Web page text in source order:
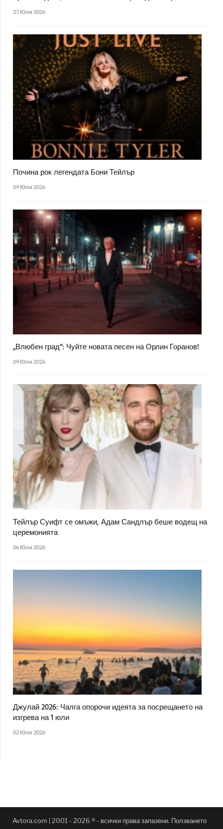
27 Юли 2026
Почина рок легендата Бони Тейлър
09 Юли 2026
„Влюбен град“: Чуйте новата песен на Орлин Горанов!
09 Юли 2026
Тейлър Суифт се омъжи, Адам Сандлър беше водещ на
церемонията
06 Юли 2026
Джулай 2026: Чалга опорочи идеята за посрещането на
изгрева на 1 юли
02 Юли 2026
Avtora.com | 2001 - 2026 ® - всички права запазени. Ползването